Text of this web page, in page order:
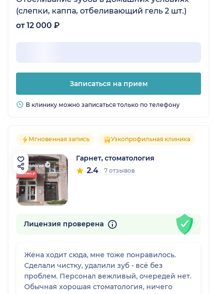
(слепки, каппа, отбеливающий гель 2 шт.)
от 12 000 ₽
Записаться на прием
В клинику можно записаться только по телефону
Мгновенная запись Узкопрофильная клиника
Гарнет, стоматология
2.4 7 отзывов
Лицензия проверена
Жена ходит сюда, мне тоже понравилось.
Сделали чистку, удалили зуб - всё без
проблем. Персонал вежливый, очередей нет.
Обычная хорошая стоматология, ничего